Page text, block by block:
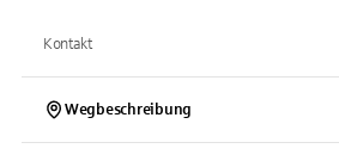
Kontakt
Wegbeschreibung